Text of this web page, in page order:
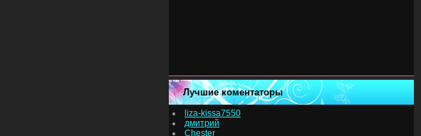
Лучшие коментаторы
liza-kissa7550
дмитрий
Chester